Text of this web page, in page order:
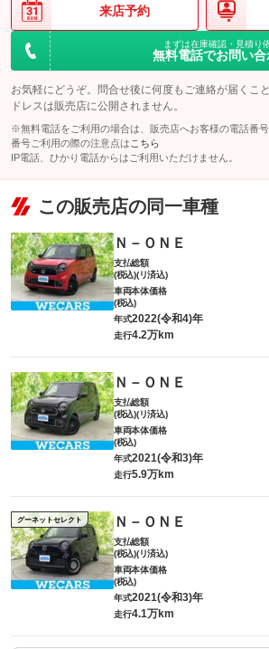
来店予約
まずは在庫確認・見積り
無料電話でお問い合
お気軽にどうぞ。問合せ後に何度もご連絡が届くこ
ドレスは販売店に公開されません。
※無料電話をご利用の場合は、販売店へお客様の電話番
番号ご利用の際の注意点は こちら
IP電話、ひかり電話からはご利用いただけません。
この販売店の同一車種
Ｎ－ＯＮＥ
支払総額
(税込)(リ済込)
車両本体価格
(税込)
年式2022(令和4)年
走行4.2万km
Ｎ－ＯＮＥ
支払総額
(税込)(リ済込)
車両本体価格
(税込)
年式2021(令和3)年
走行5.9万km
グーネットセレクト Ｎ－ＯＮＥ
支払総額
(税込)(リ済込)
車両本体価格
(税込)
年式2021(令和3)年
走行4.1万km